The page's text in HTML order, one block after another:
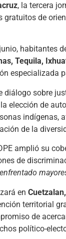
, la tercera
gratuitos de
habitantes
Tequila,
especializada
diálogo sobre
elección de
indígenas,
de la
amplió su
de
en
territorial
de
político-